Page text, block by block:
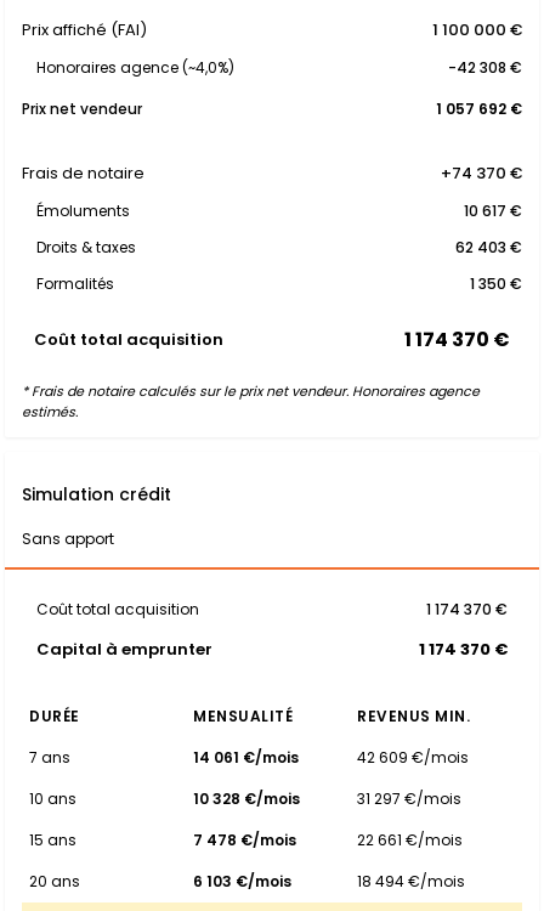
Prix affiché (FAI) 1 100 000 €
Honoraires agence (~4,0%)
-42 308 €
Prix net vendeur
1 057 692 €
Frais de notaire +74 370 €
Émoluments
10 617 €
Droits & taxes
62 403 €
Formalités
1 350 €
Coût total acquisition 1 174 370 €
* Frais de notaire calculés sur le prix net vendeur. Honoraires agence
estimés.
Simulation crédit
Sans apport
Coût total acquisition 1 174 370 €
Capital à emprunter 1 174 370 €
DURÉE MENSUALITÉ
REVENUS MIN.
7 ans
14 061 €/mois
42 609 €/mois
10 ans
10 328 €/mois
31 297 €/mois
15 ans
7 478 €/mois
22 661 €/mois
20 ans
6 103 €/mois
18 494 €/mois